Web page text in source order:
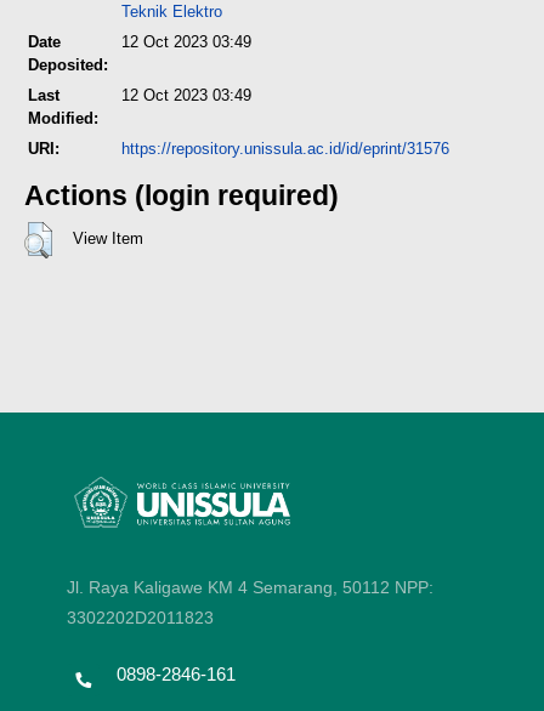
Teknik Elektro
Date
Deposited:
12 Oct 2023 03:49
Last
Modified:
12 Oct 2023 03:49
URI: https://repository.unissula.ac.id/id/eprint/31576
Actions (login required)
View Item
Jl. Raya Kaligawe KM 4 Semarang, 50112 NPP:
3302202D2011823
0898-2846-161